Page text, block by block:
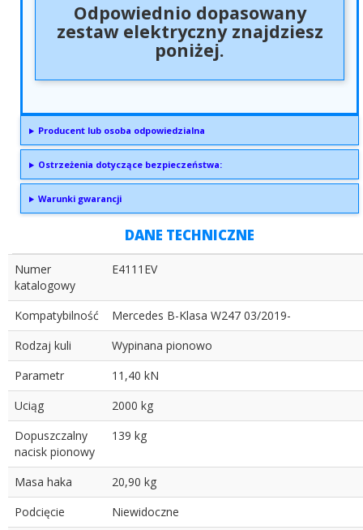
Odpowiednio dopasowany
zestaw elektryczny znajdziesz
poniżej.
Producent lub osoba odpowiedzialna
Ostrzeżenia dotyczące bezpieczeństwa:
Warunki gwarancji
DANE TECHNICZNE
Numer
katalogowy
E4111EV
Kompatybilność
Mercedes B-Klasa W247 03/2019-
Rodzaj kuli
Wypinana pionowo
Parametr
11,40 kN
Uciąg
2000 kg
Dopuszczalny
nacisk pionowy
139 kg
Masa haka
20,90 kg
Podcięcie
Niewidoczne